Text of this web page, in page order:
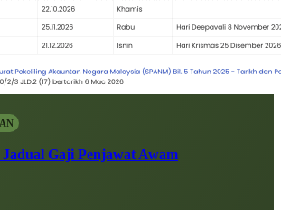
Gaji Penjawat Awam